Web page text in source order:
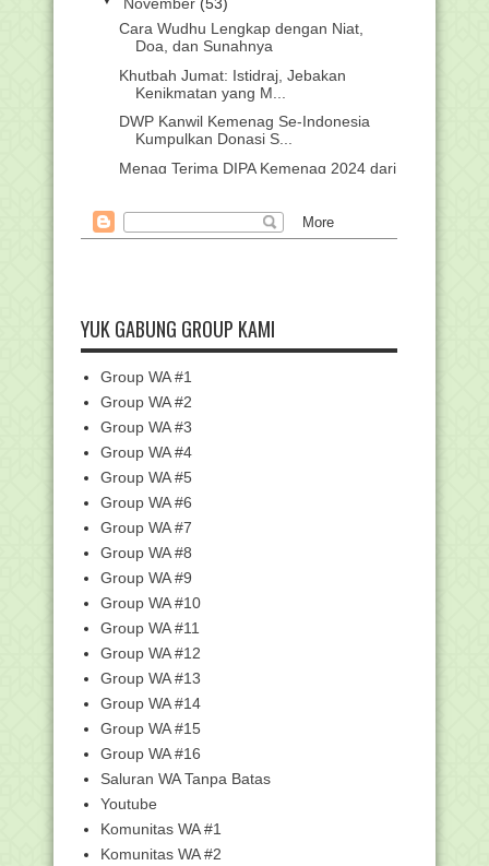
November (53)
Cara Wudhu Lengkap dengan Niat,
Doa, dan Sunahnya
Khutbah Jumat: Istidraj, Jebakan
Kenikmatan yang M...
DWP Kanwil Kemenag Se-Indonesia
Kumpulkan Donasi S...
Menag Terima DIPA Kemenag 2024 dari
Pemberitahuan Bantuan Pemberdayaan
Kelompok Kerja ...
Ujian Seleksi Ko...
Kumpulan Twibbon Hari KORPRI 2023,
Ada Banyak Desa...
Hikmah Waktu dan Jumlah Rakaat
Shalat
Soal UAS/PAS Bahasa Inggris SMA/MA
Semester 1 dan ...
Komisi VIII dan Kemenag Sepakati
Rerata BPIH 2024 ...
Info Pembayaran TPG (Tunjangan
Profesi Guru) Novem...
Berhati-hati di Usia 35 - 40 Tahun
Kemenag Buka Program Persiapan
Beasiswa bagi Santr...
Pemenang Anugerah GTK Madrasah
Tahun 2023, Berikut...
Adab Menghormati Guru Menurut Kitab
Ta’lim Muta’allim
Hari Guru Nasional 2023, Menag
Serahkan 98.972 SK ...
744 Peserta Lolos SKD, 156 Berhak Ikut
59 Peserta Dinyatakan Lolos Seleksi
YUK GABUNG GROUP KAMI
Group WA #1
Group WA #2
Group WA #3
Group WA #4
Group WA #5
Group WA #6
Group WA #7
Group WA #8
Group WA #9
Group WA #10
Group WA #11
Group WA #12
Group WA #13
Group WA #14
Group WA #15
Group WA #16
Saluran WA Tanpa Batas
Youtube
Komunitas WA #1
Komunitas WA #2